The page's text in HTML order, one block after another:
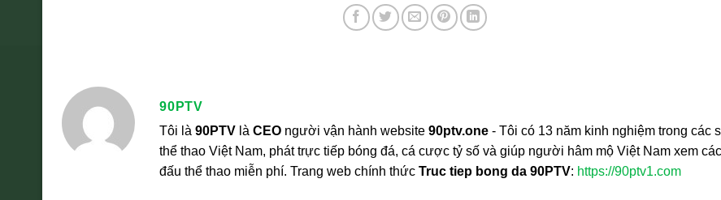
90PTV
Tôi là 90PTV là CEO người vận hành website 90ptv.one - Tôi có 13 năm kinh nghiệm trong các
thể thao Việt Nam, phát trực tiếp bóng đá, cá cược tỷ số và giúp người hâm mộ Việt Nam xem
đấu thể thao miễn phí. Trang web chính thức Truc tiep bong da 90PTV: https://90ptv1.com